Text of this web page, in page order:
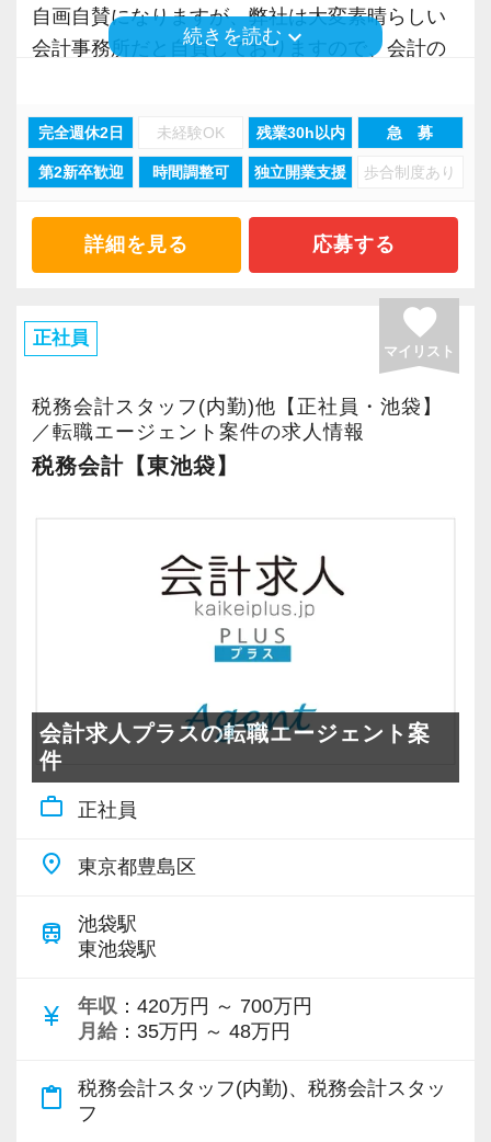
しいものを申請できます。
っと高級なお店で食事会をしています。
入所式後は、社員懇親会で親交を
深めています。
（９）研修
​育成・研修には自信があります！
朝の勉強会（税務通信・月刊税理）や
毎週のＤＶＤ研修会、ビズアップオンデ
マンド研修 等々
するコツ＞を教えてくれますよ！
（１０）＼充実／の福利厚生
＜とにかく時間が欲しい、試験直前！＞
弊所では７月は週４日勤務が可能です。
トします！
＜資格手当＞
在職中に税理士試験の科目合格をした場
税法科目 １科目あたり１万円
税理士試験で科目合格をした場合、予備
校の受講費用の内、
給要件あり）
これに対抗するには生産性を向上するほかない
のは明らかなのに、未だ労働集約的な体質を改
またスタッフに多くの還元を行うには、事業に
おいて高い生産性を実現していることが大前提
です。
そのため弊社では理想の職場を今後も追及し続
け、さらなる生産性の向上に取り組みスタッフ
てまいります。
正しい在り方である」と確信をもっています。
この取り組みに興味がある方は是非参加してく
ださい。
▼採用面接用プレゼン資料です。興味がある方
https://docs.google.com/presentation/d/
jpJvYFJyRwio1NrK6fOdN5rQYuGtB2S9M4/
▼エクセライクの世界観をドラクエ風に表現し
てみました。興味がある方はご拝読ください
https://docs.google.com/presentation/d/
【スタッフ一覧】
http://tax.excelike.co.jp/company/staff/
人間性には大変気をつけています。
務所の方針です)
・9割が未経験者で先輩と言えどもレベル差は感
自画自賛になりますが、弊社は大変素晴らしい
会計事務所だと自負しておりますので、会計の
を検討していただければと思います。
「税理士事務所の働き方を大きく前進」させ
このことを目標に、弊社は理想の職場を作り上
げるために、毎年血の滲むような努力と改善行
その結果、繁忙期においても「ノー残業」、
「カレンダー通りの休暇」という他の会計事務
所では絶対に実現し得ないような生産性を達成
する事が出来ました。
さらに生産性の向上は高収益体質に結びつき、
く事が可能になりました。
ここまでの道のりは決して平たんなものではあ
りませんでしたが、現在は全てのスタッフがス
トレスを抱えることなく、更には十分な報酬を
得ながら税理士試験にも精力的に取り組む事が
弊社の売上高経常利益率は30％に達しており、
現在は悠然と事業を遂行できる体制が整ってい
ます。
その結果を受け2年連続でベースアップを行い、
ました。
へのインパクトが大きいため今後も更なるベー
弊社の尋常ならぬ生産性の高さは、徹底的した
います。
資料の回収から申告書の提出までの過程をデジ
続きを読む keyboard_arrow_down
完全週休2日 未経験OK 残業30h以内 急 募
第2新卒歓迎 時間調整可 独立開業支援 歩合制度あり
詳細を見る 応募する
正社員 favorite
マイリスト
税務会計スタッフ(内勤)他【正社員・池袋】
／転職エージェント案件の求人情報
税務会計【東池袋】
会計求人プラスの転職エージェント案
件
work_outline 正社員
place 東京都豊島区
train
池袋駅
東池袋駅
currency_yen 年収 ：420万円 ～ 700万円
月給 ：35万円 ～ 48万円
content_paste
税務会計スタッフ(内勤)、税務会計スタッ
フ